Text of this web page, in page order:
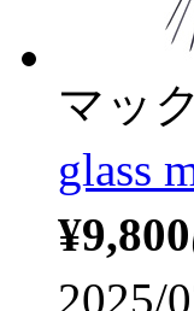
マッ
glass
¥9,800
2025/